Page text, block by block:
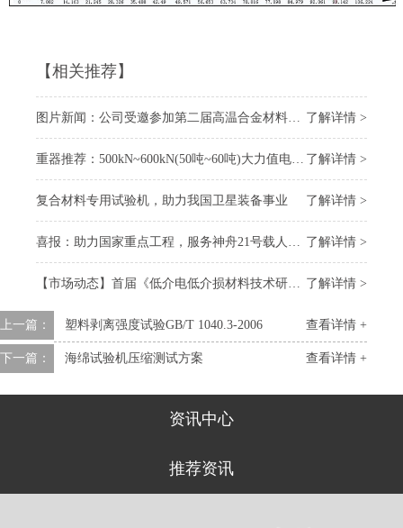
【相关推荐】
了解详情 >
图片新闻：公司受邀参加第二届高温合金材料大会
了解详情 >
重器推荐：500kN~600kN(50吨~60吨)大力值电子万能试验机
了解详情 >
复合材料专用试验机，助力我国卫星装备事业
了解详情 >
喜报：助力国家重点工程，服务神舟21号载人飞船 “上太空”
了解详情 >
【市场动态】首届《低介电低介损材料技术研讨会》召开，我司受邀参会
查看详情 +
上一篇： 塑料剥离强度试验GB/T 1040.3-2006
查看详情 +
下一篇： 海绵试验机压缩测试方案
资讯中心
推荐资讯